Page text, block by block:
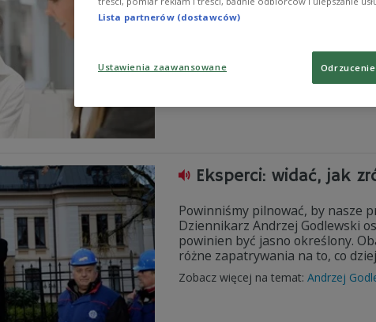
- Rak błony śluzowej macicy jest
Artur Wolski
Eksperci: widać, jak
Powinniśmy pilnować, by nasze
Dziennikarz Andrzej Godlewski
powinien być jasno określony.
różne zapatrywania na to, co
Zobacz więcej na temat: Andrzej
Lista partnerów (dostawców)
Ustawienia zaawansowane